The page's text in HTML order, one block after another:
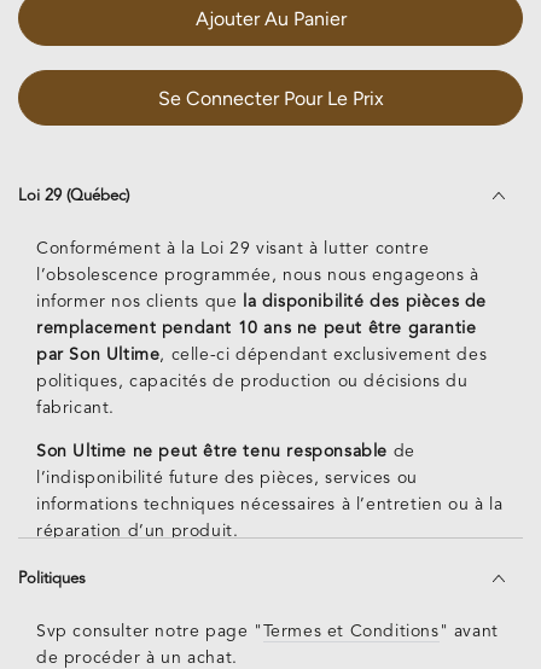
quantité
(Neuf
et
quantité
(Neuf
et
Ajouter Au Panier
Se Connecter Pour Le Prix
Loi 29 (Québec)
Conformément à la Loi 29 visant à lutter contre
l’obsolescence programmée, nous nous engageons à
informer nos clients que
la disponibilité des pièces de
remplacement pendant 10 ans ne peut être garantie
par Son Ultime, celle-ci dépendant exclusivement des
politiques, capacités de production ou décisions du
fabricant.
Son Ultime ne peut être tenu responsable de
l’indisponibilité future des pièces, services ou
informations techniques nécessaires à l’entretien ou à la
réparation d’un produit.
Nous vous encourageons à vous informer sur les
Politiques
Svp consulter notre page " Termes et Conditions " avant
de procéder à un achat.